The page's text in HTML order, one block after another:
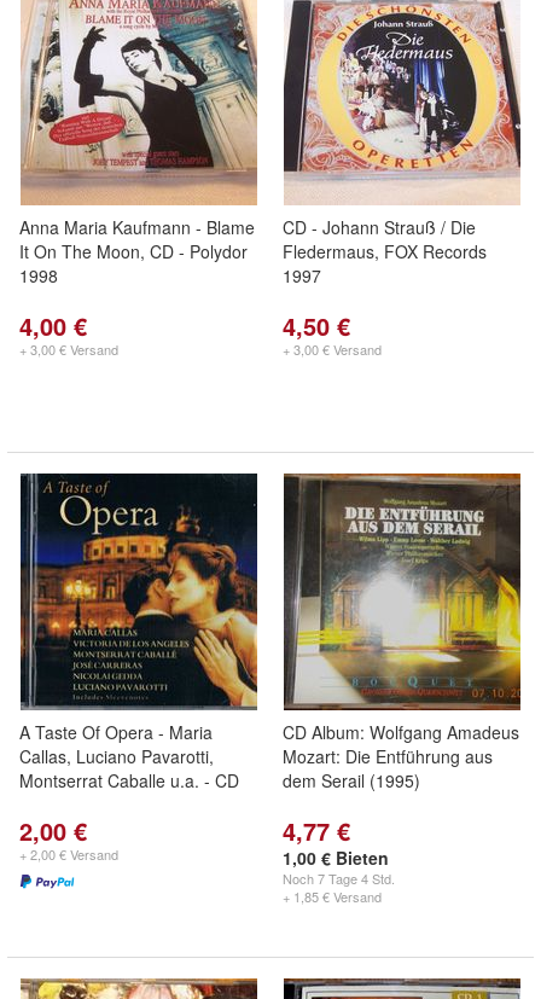
Anna Maria Kaufmann - Blame
It On The Moon, CD - Polydor
1998
4,00 €
+ 3,00 € Versand
CD - Johann Strauß / Die
Fledermaus, FOX Records
1997
4,50 €
+ 3,00 € Versand
A Taste Of Opera - Maria
Callas, Luciano Pavarotti,
Montserrat Caballe u.a. - CD
2,00 €
+ 2,00 € Versand
CD Album: Wolfgang Amadeus
Mozart: Die Entführung aus
dem Serail (1995)
4,77 €
1,00 € Bieten
Noch7 Tage 4 Std.
+ 1,85 € Versand